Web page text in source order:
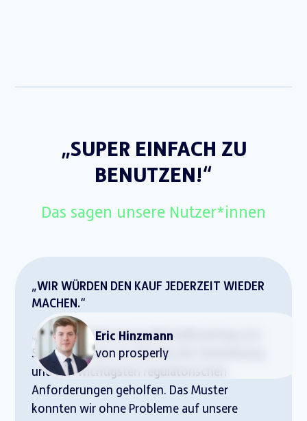
„SUPER EINFACH ZU
BENUTZEN!“
Das sagen unsere Nutzer*innen
„WIR WÜRDEN DEN KAUF JEDERZEIT WIEDER
MACHEN.“
„Der GmbH-Mustergesellschaftsvertrag von
Start Legal hat uns sehr bei der Orientierung
und den wichtigsten regulatorischen
Anforderungen geholfen. Das Muster
konnten wir ohne Probleme auf unsere
Eric Hinzmann
von prosperly